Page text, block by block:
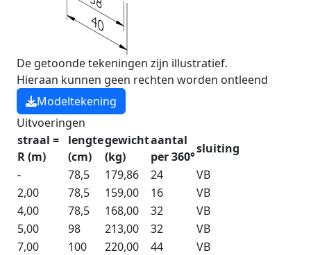
De getoonde tekeningen zijn illustratief.
Hieraan kunnen geen rechten worden ontleend
Modeltekening
Uitvoeringen
straal =
R (m)
lengte
(cm)
gewicht
(kg)
aantal
per 360°
sluiting
-
78,5 179,86 24
VB
2,00
78,5 159,00 16
VB
4,00
78,5 168,00 32
VB
5,00
98 213,00 32
VB
7,00
100 220,00 44
VB